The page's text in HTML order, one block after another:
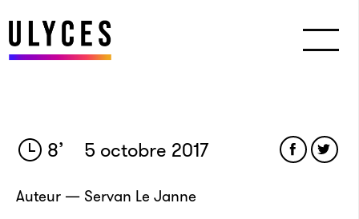
8’ 5 octobre 2017
Auteur — Servan Le Janne